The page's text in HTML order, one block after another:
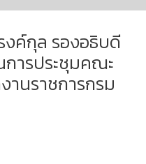
ค์กุล รองอธิบดี
การประชุมคณะ
านราชการกรม